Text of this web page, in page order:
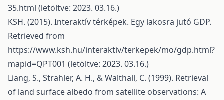
35.html (letöltve: 2023. 03.16.)
KSH. (2015). Interaktív térképek. Egy lakosra jutó GDP.
Retrieved from
https://www.ksh.hu/interaktiv/terkepek/mo/gdp.html?
mapid=QPT001 (letöltve: 2023. 03.16.)
Liang, S., Strahler, A. H., & Walthall, C. (1999). Retrieval
of land surface albedo from satellite observations: A